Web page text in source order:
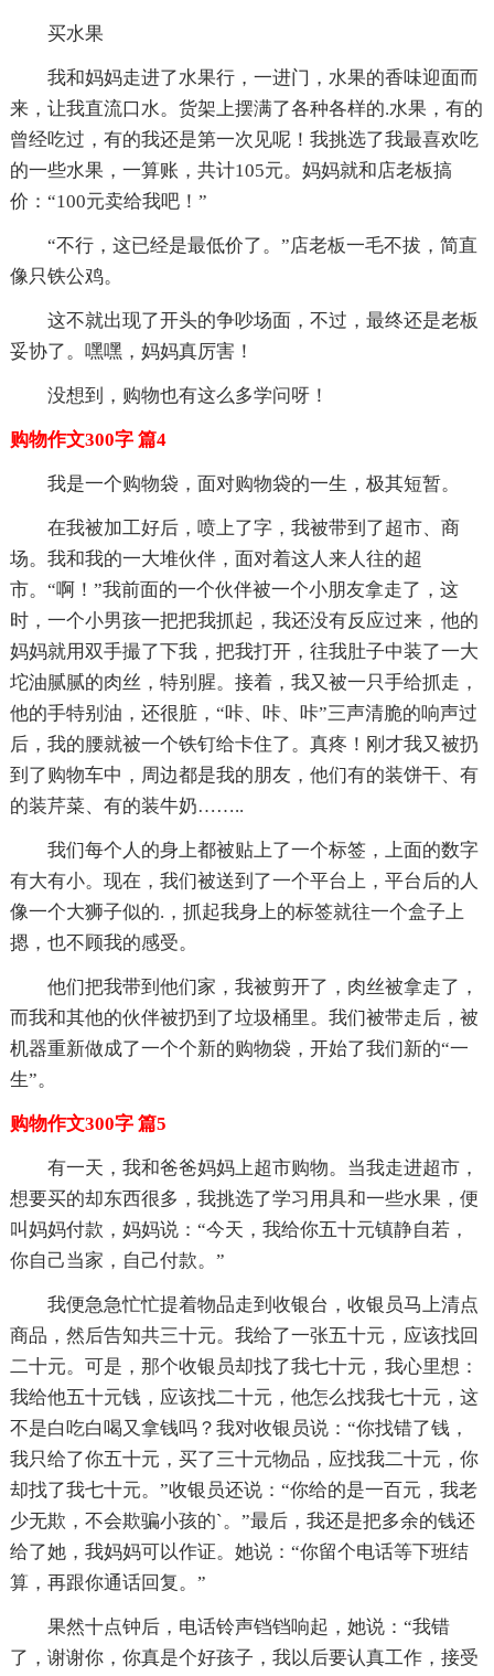
买水果
我和妈妈走进了水果行，一进门，水果的香味迎面而
来，让我直流口水。货架上摆满了各种各样的.水果，有的
曾经吃过，有的我还是第一次见呢！我挑选了我最喜欢吃
的一些水果，一算账，共计105元。妈妈就和店老板搞
价：“100元卖给我吧！”
“不行，这已经是最低价了。”店老板一毛不拔，简直
像只铁公鸡。
这不就出现了开头的争吵场面，不过，最终还是老板
妥协了。嘿嘿，妈妈真厉害！
没想到，购物也有这么多学问呀！
购物作文300字 篇4
我是一个购物袋，面对购物袋的一生，极其短暂。
在我被加工好后，喷上了字，我被带到了超市、商
场。我和我的一大堆伙伴，面对着这人来人往的超
市。“啊！”我前面的一个伙伴被一个小朋友拿走了，这
时，一个小男孩一把把我抓起，我还没有反应过来，他的
妈妈就用双手撮了下我，把我打开，往我肚子中装了一大
坨油腻腻的肉丝，特别腥。接着，我又被一只手给抓走，
他的手特别油，还很脏，“咔、咔、咔”三声清脆的响声过
后，我的腰就被一个铁钉给卡住了。真疼！刚才我又被扔
到了购物车中，周边都是我的朋友，他们有的装饼干、有
的装芹菜、有的装牛奶……..
我们每个人的身上都被贴上了一个标签，上面的数字
有大有小。现在，我们被送到了一个平台上，平台后的人
像一个大狮子似的.，抓起我身上的标签就往一个盒子上
摁，也不顾我的感受。
他们把我带到他们家，我被剪开了，肉丝被拿走了，
而我和其他的伙伴被扔到了垃圾桶里。我们被带走后，被
机器重新做成了一个个新的购物袋，开始了我们新的“一
生”。
购物作文300字 篇5
有一天，我和爸爸妈妈上超市购物。当我走进超市，
想要买的却东西很多，我挑选了学习用具和一些水果，便
叫妈妈付款，妈妈说：“今天，我给你五十元镇静自若，
你自己当家，自己付款。”
我便急急忙忙提着物品走到收银台，收银员马上清点
商品，然后告知共三十元。我给了一张五十元，应该找回
二十元。可是，那个收银员却找了我七十元，我心里想：
我给他五十元钱，应该找二十元，他怎么找我七十元，这
不是白吃白喝又拿钱吗？我对收银员说：“你找错了钱，
我只给了你五十元，买了三十元物品，应找我二十元，你
却找了我七十元。”收银员还说：“你给的是一百元，我老
少无欺，不会欺骗小孩的`。”最后，我还是把多余的钱还
给了她，我妈妈可以作证。她说：“你留个电话等下班结
算，再跟你通话回复。”
果然十点钟后，电话铃声铛铛响起，她说：“我错
了，谢谢你，你真是个好孩子，我以后要认真工作，接受